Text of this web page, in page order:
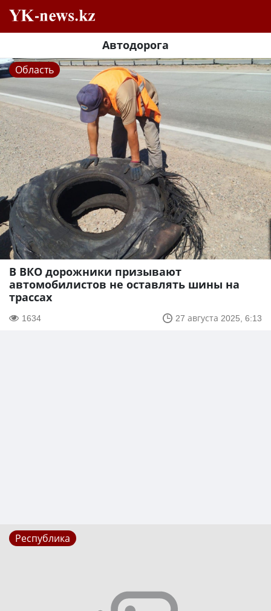
Автодорога
Область
В ВКО дорожники призывают
автомобилистов не оставлять шины на
трассах
1634 27 августа 2025, 6:13
Республика